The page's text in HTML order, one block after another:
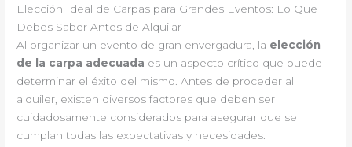
Elección Ideal de Carpas para Grandes Eventos: Lo Que
Debes Saber Antes de Alquilar
Al organizar un evento de gran envergadura, la elección
de la carpa adecuada es un aspecto crítico que puede
determinar el éxito del mismo. Antes de proceder al
alquiler, existen diversos factores que deben ser
cuidadosamente considerados para asegurar que se
cumplan todas las expectativas y necesidades.